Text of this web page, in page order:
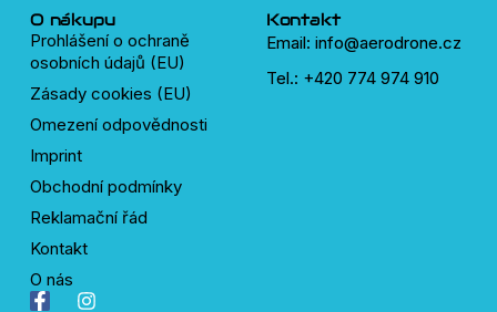
F
I
dronů.
O nákupu
Prohlášení o ochraně
osobních údajů (EU)
Zásady cookies (EU)
Omezení odpovědnosti
Imprint
Obchodní podmínky
Reklamační řád
Kontakt
O nás
Kontakt
Email: info@aerodrone.cz
Tel.: +420 774 974 910